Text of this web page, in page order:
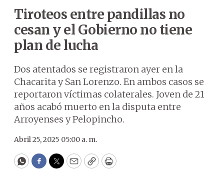
Tiroteos entre pandillas no
cesan y el Gobierno no tiene
plan de lucha
Dos atentados se registraron ayer en la
Chacarita y San Lorenzo. En ambos casos se
reportaron víctimas colaterales. Joven de 21
años acabó muerto en la disputa entre
Arroyenses y Pelopincho.
Abril 25, 2025 05:00 a. m.
WhatsApp
Facebook
Twitter
EmailCopyPrint